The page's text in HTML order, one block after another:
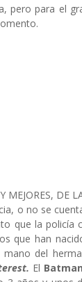
pero para el
DE
o no se
que la policía
que han
del
El Batman